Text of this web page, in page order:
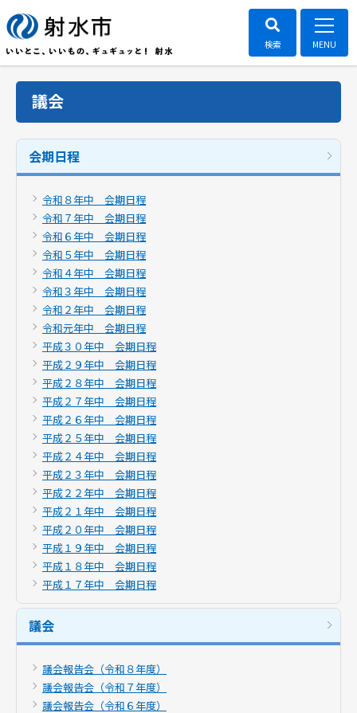
議会
会期日程
令和８年中 会期日程
令和７年中 会期日程
令和６年中 会期日程
令和５年中 会期日程
令和４年中 会期日程
令和３年中 会期日程
令和２年中 会期日程
令和元年中 会期日程
平成３０年中 会期日程
平成２９年中 会期日程
平成２８年中 会期日程
平成２７年中 会期日程
平成２６年中 会期日程
平成２５年中 会期日程
平成２４年中 会期日程
平成２３年中 会期日程
平成２２年中 会期日程
平成２１年中 会期日程
平成２０年中 会期日程
平成１９年中 会期日程
平成１８年中 会期日程
平成１７年中 会期日程
議会
議会報告会（令和８年度）
議会報告会（令和７年度）
議会報告会（令和６年度）